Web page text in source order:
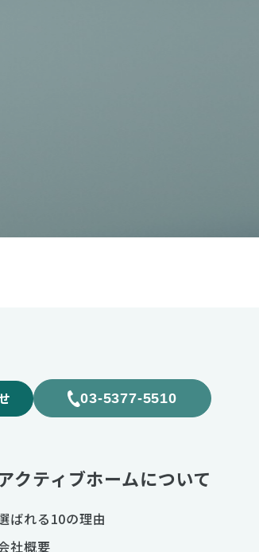
03-5377-5510
クティブホームについて
ばれる10の理由
社概要